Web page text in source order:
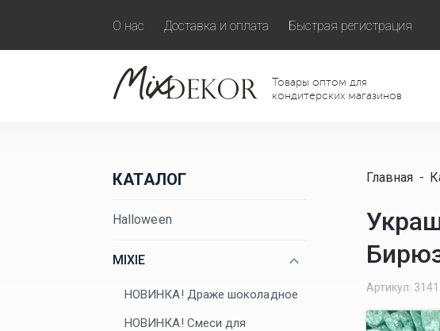
О нас Доставка и оплата Быстрая регистрация
Товары оптом для
кондитерских магазинов
КАТАЛОГ
Halloween
MIXIE
НОВИНКА! Драже шоколадное
НОВИНКА! Смеси для
Главная -
Артикул: